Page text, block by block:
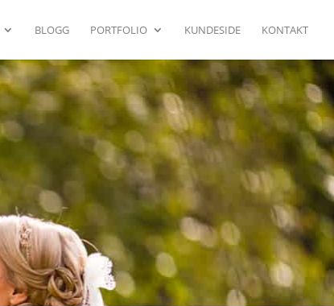
BLOGG PORTFOLIO KUNDESIDE KONTAKT